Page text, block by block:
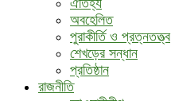
ঐতিহ্য
অবহেলিত
পুরাকীর্তি ও প্রত্নতত্ত্ব
শেখড়ের সন্ধান
প্রতিষ্ঠান
রাজনীতি